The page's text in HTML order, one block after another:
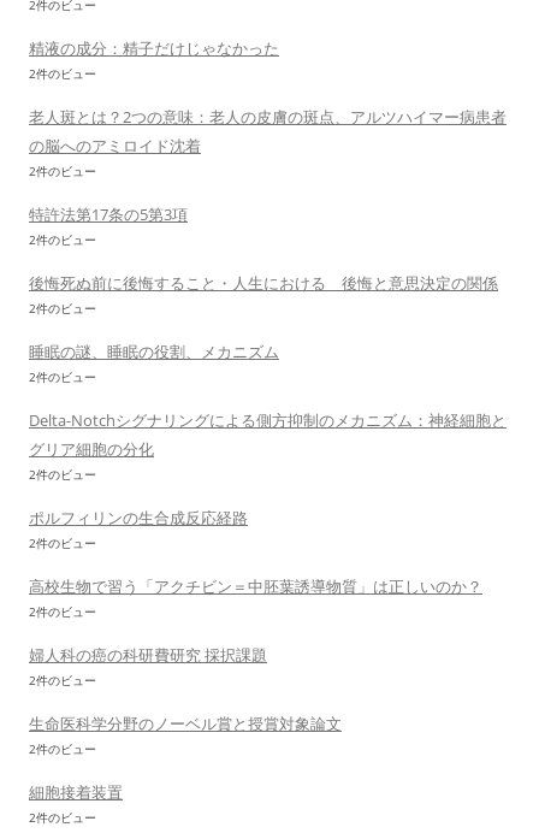
2件のビュー
精液の成分：精子だけじゃなかった
2件のビュー
老人斑とは？2つの意味：老人の皮膚の斑点、アルツハイマー病患者
の脳へのアミロイド沈着
2件のビュー
特許法第17条の5第3項
2件のビュー
後悔死ぬ前に後悔すること・人生における 後悔と意思決定の関係
2件のビュー
睡眠の謎、睡眠の役割、メカニズム
2件のビュー
Delta-Notchシグナリングによる側方抑制のメカニズム：神経細胞と
グリア細胞の分化
2件のビュー
ポルフィリンの生合成反応経路
2件のビュー
高校生物で習う「アクチビン＝中胚葉誘導物質」は正しいのか？
2件のビュー
婦人科の癌の科研費研究 採択課題
2件のビュー
生命医科学分野のノーベル賞と授賞対象論文
2件のビュー
細胞接着装置
2件のビュー